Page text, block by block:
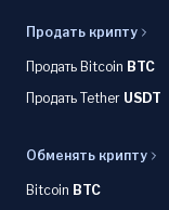
Продать крипту
Продать Bitcoin BTC
Продать Tether USDT
Обменять крипту
Bitcoin BTC